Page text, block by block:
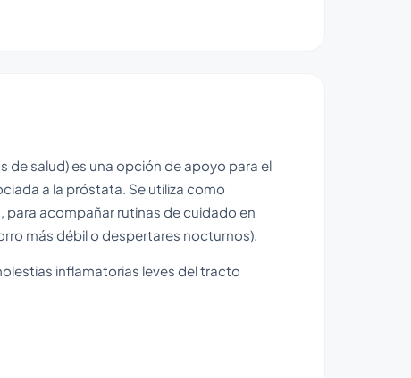
de salud) es una opción de apoyo para el
a la próstata. Se utiliza como
para acompañar rutinas de cuidado en
más débil o despertares nocturnos).
inflamatorias leves del tracto